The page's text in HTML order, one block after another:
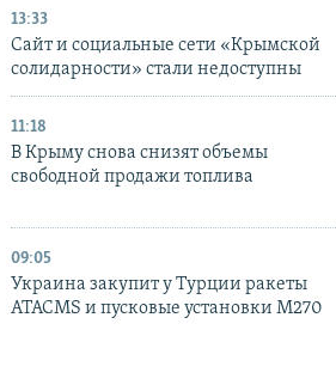
13:33
Сайт и социальные сети «Крымской
солидарности» стали недоступны
11:18
В Крыму снова снизят объемы
свободной продажи топлива
09:05
Украина закупит у Турции ракеты
ATACMS и пусковые установки M270